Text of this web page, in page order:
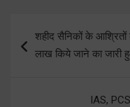
navigation
शहीद सैनिकों के
लाख किये जाने का जारी
IAS,